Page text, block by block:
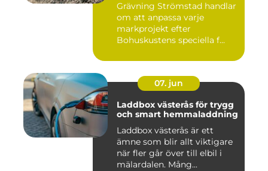
Grävning Strömstad handlar
om att anpassa varje
markprojekt efter
Bohuskustens speciella f...
07. jun
Laddbox västerås för trygg
och smart hemmaladdning
Laddbox västerås är ett
ämne som blir allt viktigare
när fler går över till elbil i
mälardalen. Mång...